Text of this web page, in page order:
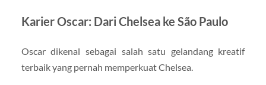
Karier Oscar: Dari Chelsea ke São Paulo
Oscar dikenal sebagai salah satu gelandang kreatif
terbaik yang pernah memperkuat Chelsea.